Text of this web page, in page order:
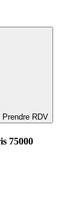
Prendre RDV
75000